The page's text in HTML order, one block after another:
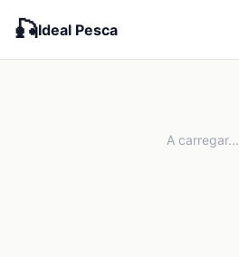
🎣Ideal Pesca
A carregar...